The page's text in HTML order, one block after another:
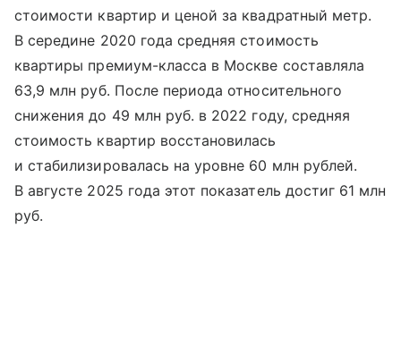
стоимости квартир и ценой за квадратный метр.
В середине 2020 года средняя стоимость
квартиры премиум-класса в Москве составляла
63,9 млн руб. После периода относительного
снижения до 49 млн руб. в 2022 году, средняя
стоимость квартир восстановилась
и стабилизировалась на уровне 60 млн рублей.
В августе 2025 года этот показатель достиг 61 млн
руб.